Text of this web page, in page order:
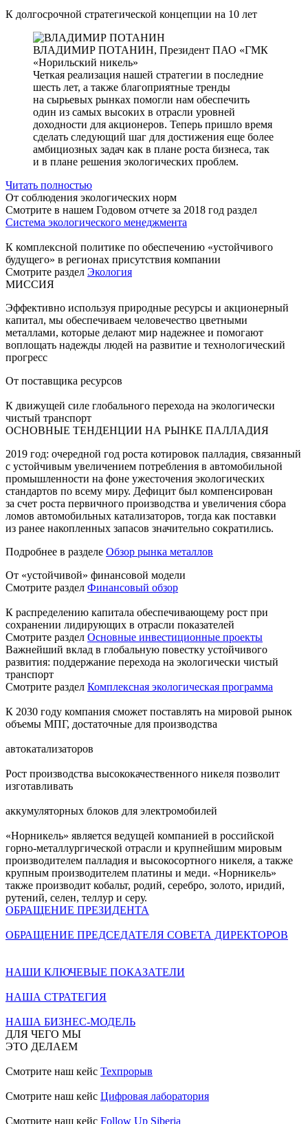
К долгосрочной стратегической концепции на 10 лет
ВЛАДИМИР ПОТАНИН, Президент ПАО «ГМК
«Норильский никель»
Четкая реализация нашей стратегии в последние
шесть лет, а также благоприятные тренды
на сырьевых рынках помогли нам обеспечить
один из самых высоких в отрасли уровней
доходности для акционеров. Теперь пришло время
сделать следующий шаг для достижения еще более
амбициозных задач как в плане роста бизнеса, так
и в плане решения экологических проблем.
Читать полностью
От соблюдения экологических норм
Смотрите в нашем Годовом отчете за 2018 год раздел
Система экологического менеджмента
К комплексной политике по обеспечению «устойчивого
будущего» в регионах присутствия компании
Смотрите раздел Экология
МИССИЯ
Эффективно используя природные ресурсы и акционерный
капитал, мы обеспечиваем человечество цветными
металлами, которые делают мир надежнее и помогают
воплощать надежды людей на развитие и технологический
прогресс
От поставщика ресурсов
К движущей силе глобального перехода на экологически
чистый транспорт
ОСНОВНЫЕ ТЕНДЕНЦИИ НА РЫНКЕ ПАЛЛАДИЯ
2019 год: очередной год роста котировок палладия, связанный
с устойчивым увеличением потребления в автомобильной
промышленности на фоне ужесточения экологических
стандартов по всему миру. Дефицит был компенсирован
за счет роста первичного производства и увеличения сбора
ломов автомобильных катализаторов, тогда как поставки
из ранее накопленных запасов значительно сократились.
Подробнее в разделе Обзор рынка металлов
От «устойчивой» финансовой модели
Смотрите раздел Финансовый обзор
К распределению капитала обеспечивающему рост при
сохранении лидирующих в отрасли показателей
Смотрите раздел Основные инвестиционные проекты
Важнейший вклад в глобальную повестку устойчивого
развития: поддержание перехода на экологически чистый
транспорт
Смотрите раздел Комплексная экологическая программа
К 2030 году компания сможет поставлять на мировой рынок
объемы МПГ, достаточные для производства
автокатализаторов
Рост производства высококачественного никеля позволит
изготавливать
аккумуляторных блоков для электромобилей
«Норникель» является ведущей компанией в российской
горно-металлургической отрасли и крупнейшим мировым
производителем палладия и высокосортного никеля, а также
крупным производителем платины и меди. «Норникель»
также производит кобальт, родий, серебро, золото, иридий,
рутений, селен, теллур и серу.
ОБРАЩЕНИЕ ПРЕЗИДЕНТА
ОБРАЩЕНИЕ ПРЕДСЕДАТЕЛЯ СОВЕТА ДИРЕКТОРОВ
НАШИ КЛЮЧЕВЫЕ ПОКАЗАТЕЛИ
НАША СТРАТЕГИЯ
НАША БИЗНЕС-МОДЕЛЬ
ДЛЯ ЧЕГО МЫ
ЭТО ДЕЛАЕМ
Смотрите наш кейс Техпрорыв
Смотрите наш кейс Цифровая лаборатория
Смотрите наш кейс Follow Up Siberia